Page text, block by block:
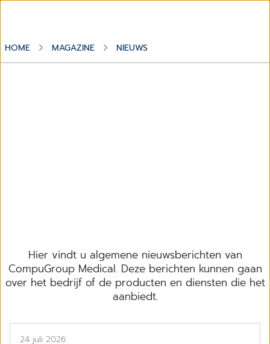
HOME MAGAZINE NIEUWS
Hier vindt u algemene nieuwsberichten van
CompuGroup Medical. Deze berichten kunnen gaan
over het bedrijf of de producten en diensten die het
aanbiedt.
24 juli 2026